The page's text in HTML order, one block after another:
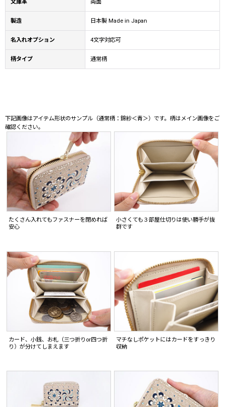
文庫革 両面
製造 日本製 Made in Japan
名入れオプション 4文字対応可
柄タイプ 通常柄
下記画像はアイテム形状のサンプル（通常柄：錦紗＜青＞）です。柄はメイン画像をご
確認ください。
たくさん入れてもファスナーを閉めれば
安心
小さくても３部屋仕切りは使い勝手が抜
群です
カード、小銭、お札（三つ折りor四つ折
り）が分けてしまえます
マチなしポケットにはカードをすっきり
収納